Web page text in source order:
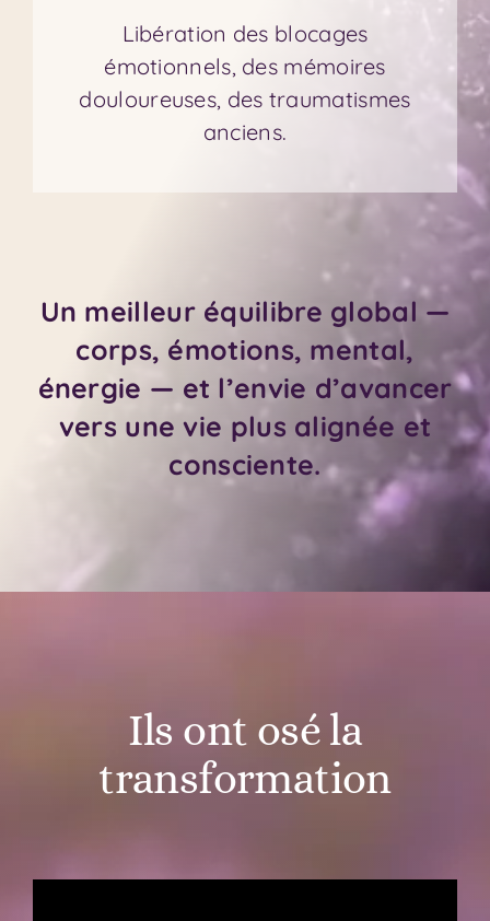
Libération des blocages
émotionnels, des mémoires
douloureuses, des traumatismes
anciens.
Un meilleur équilibre global —
corps, émotions, mental,
énergie — et l’envie d’avancer
vers une vie plus alignée et
consciente.
Ils ont osé la
transformation